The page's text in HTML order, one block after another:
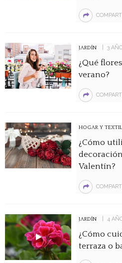
JARDÍN 3
¿Qué
verano?
HOGAR Y TEXTIL
¿Cómo
Valentín?
JARDÍN 4
¿Cómo
terraza o